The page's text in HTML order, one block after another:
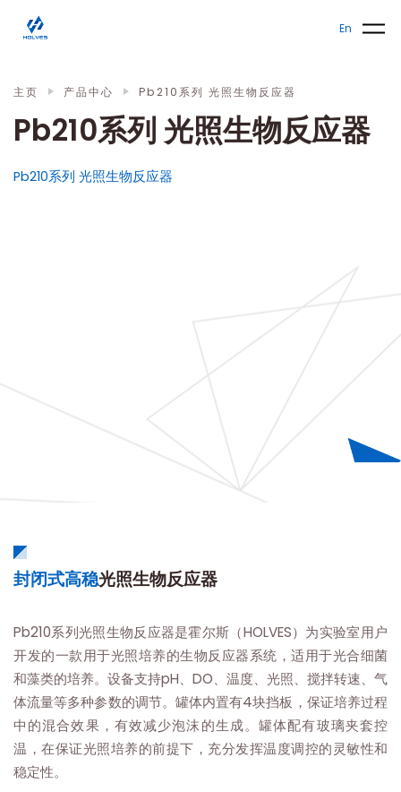
En
发酵罐
Pb210系列 光照生物反应器
Pb210系列 光照生物反应器
主页 产品中心 Pb210系列 光照生物反应器
封闭式高稳光照生物反应器
Pb210系列光照生物反应器是霍尔斯（HOLVES）为实验室用户
开发的一款用于光照培养的生物反应器系统，适用于光合细菌
和藻类的培养。设备支持pH、DO、温度、光照、搅拌转速、气
体流量等多种参数的调节。罐体内置有4块挡板，保证培养过程
中的混合效果，有效减少泡沫的生成。罐体配有玻璃夹套控
温，在保证光照培养的前提下，充分发挥温度调控的灵敏性和
稳定性。